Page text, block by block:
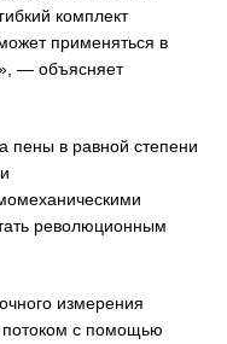
комплект
применяться в
— объясняет
пены в равной степени
революционным
измерения
потоком с помощью